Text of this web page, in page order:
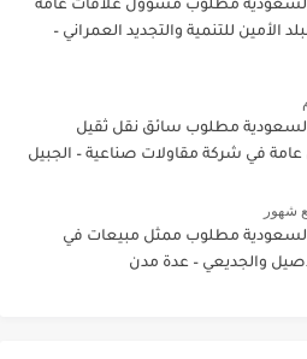
مطلوب مسؤول علاقات عامة
الأمين للتنمية والتجديد العمراني –
مطلوب سائق نقل ثقيل
في شركة مقاولات صناعية – الجبيل
شهور
مطلوب ممثل مبيعات في
والجديعي – عدة مدن